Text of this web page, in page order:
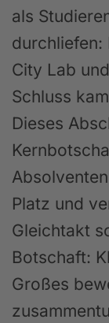
als
durchliefen:
City Lab
Schluss
Dieses
Platz und
Gleichtakt
Botschaft:
Großes